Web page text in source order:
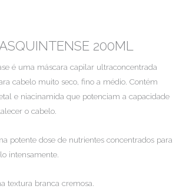
200ML
é uma máscara capilar ultraconcentrada
cabelo muito seco, fino a médio. Contém
e niacinamida que potenciam a capacidade
o cabelo.
potente dose de nutrientes concentrados para
intensamente.
textura branca cremosa.